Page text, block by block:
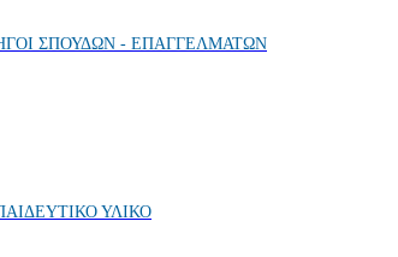
ΣΠΟΥΔΩΝ - ΕΠΑΓΓΕΛΜΑΤΩΝ
ΥΛΙΚΟ